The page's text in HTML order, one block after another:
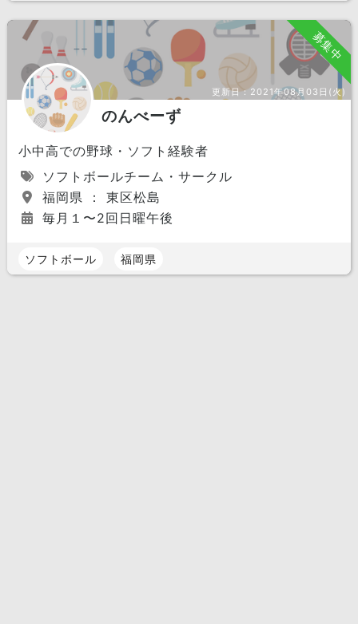
募集中
更新日： 2021年08月03日(火)
のんべーず
小中高での野球・ソフト経験者
ソフトボールチーム・サークル
福岡県 ： 東区松島
毎月１〜2回日曜午後
ソフトボール 福岡県